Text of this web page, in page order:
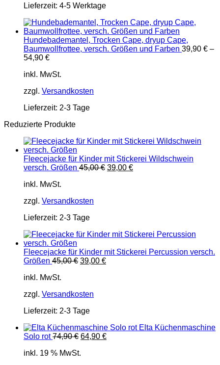
Lieferzeit: 4-5 Werktage
Hundebademantel, Trocken Cape, dryup Cape,
Baumwollfrottee, versch. Größen und Farben 39,90 € –
54,90 €
inkl. MwSt.
zzgl. Versandkosten
Lieferzeit: 2-3 Tage
Reduzierte Produkte
Fleecejacke für Kinder mit Stickerei Wildschwein
versch. Größen 45,00€ Ursprünglicher
39,00 €Aktueller
inkl. MwSt.
zzgl. Versandkosten
Lieferzeit: 2-3 Tage
Fleecejacke für Kinder mit Stickerei Percussion versch.
Größen 45,00€ Ursprünglicher
39,00 €Aktueller
inkl. MwSt.
zzgl. Versandkosten
Lieferzeit: 2-3 Tage
Elta Küchenmaschine
Solo rot 74,90€ Ursprünglicher
war:
64,90 €Aktueller
inkl. 19 % MwSt.